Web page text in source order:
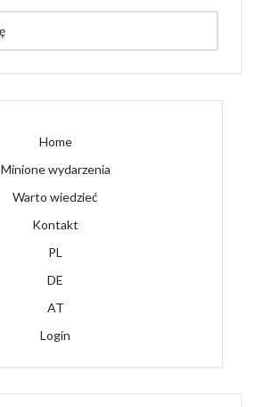
Home
Minione wydarzenia
Warto wiedzieć
Kontakt
PL
DE
AT
Login